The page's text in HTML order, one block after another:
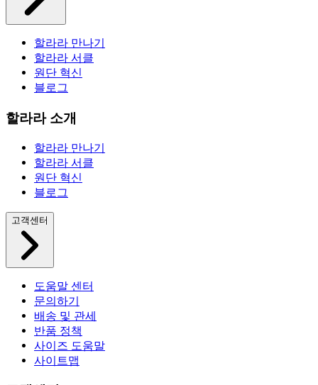
할라라 만나기
할라라 서클
원단 혁신
블로그
할라라 소개
할라라 만나기
할라라 서클
원단 혁신
블로그
고객센터
도움말 센터
문의하기
배송 및 관세
반품 정책
사이즈 도움말
사이트맵